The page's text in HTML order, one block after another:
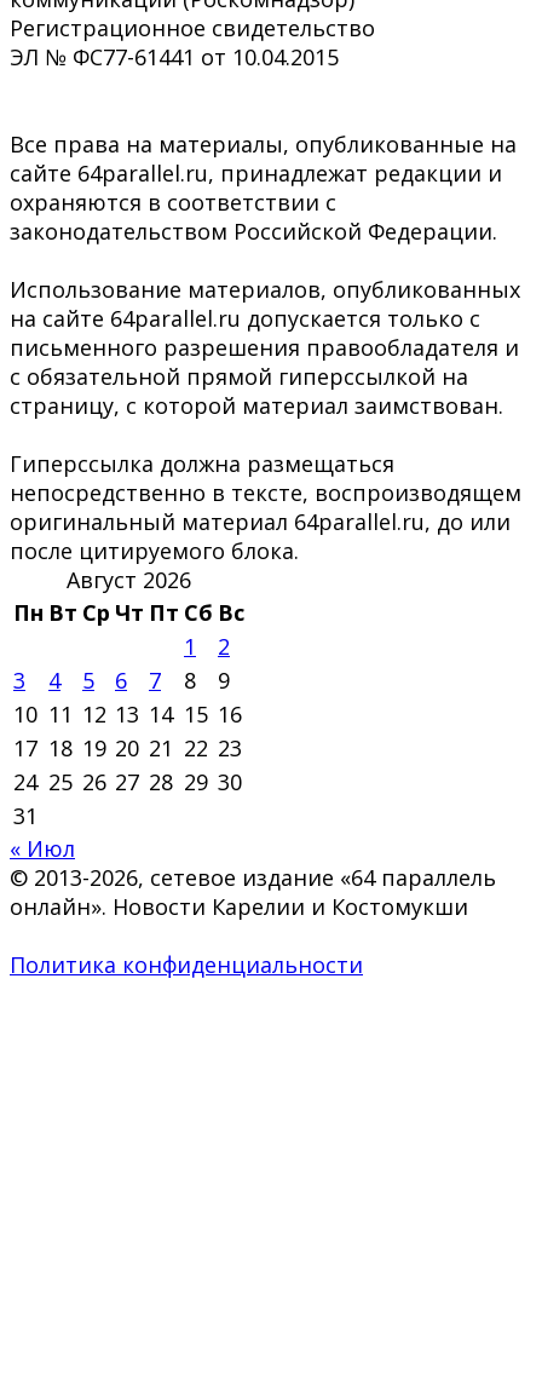
Регистрационное свидетельство
ЭЛ № ФС77-61441 от 10.04.2015
Все права на материалы, опубликованные на
сайте 64parallel.ru, принадлежат редакции и
охраняются в соответствии с
законодательством Российской Федерации.
Использование материалов, опубликованных
на сайте 64parallel.ru допускается только с
письменного разрешения правообладателя и
с обязательной прямой гиперссылкой на
страницу, с которой материал заимствован.
Гиперссылка должна размещаться
непосредственно в тексте, воспроизводящем
оригинальный материал 64parallel.ru, до или
после цитируемого блока.
Август 2026
Пн Вт Ср Чт Пт Сб Вс
1
2
3
4 5 6 7 8
9
10 11 12 13 14 15 16
17 18 19 20 21 22 23
24 25 26 27 28 29 30
31
« Июл
© 2013-2026, сетевое издание «64 параллель
онлайн». Новости Карелии и Костомукши
Политика конфиденциальности